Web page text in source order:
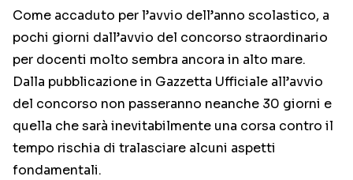
Come accaduto per l’avvio dell’anno scolastico, a
pochi giorni dall’avvio del concorso straordinario
per docenti molto sembra ancora in alto mare.
Dalla pubblicazione in Gazzetta Ufficiale all’avvio
del concorso non passeranno neanche 30 giorni e
quella che sarà inevitabilmente una corsa contro il
tempo rischia di tralasciare alcuni aspetti
fondamentali.